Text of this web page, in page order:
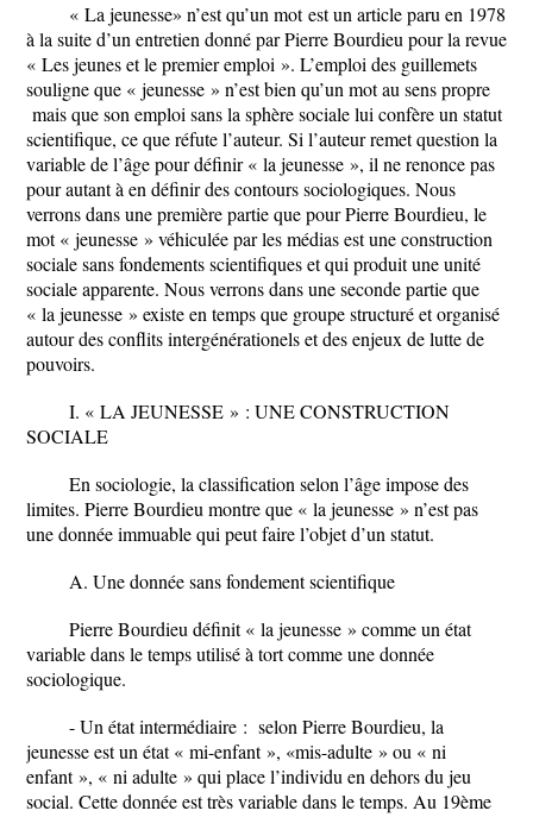
« La jeunesse» n’est qu’un motest un article paru en 1978
à la suite d’un entretien donné par Pierre Bourdieu pour la revue
« Les jeunes et le premier emploi ». L’emploi des guillemets
souligne que « jeunesse » n’est bien qu’un mot au sens propre
mais que son emploi sans la sphère sociale lui confère un statut
scientifique, ce que réfute l’auteur. Si l’auteur remet question la
variable de l’âge pour définir « la jeunesse », il ne renonce pas
pour autant à en définir des contours sociologiques. Nous
verrons dans une première partie que pour Pierre Bourdieu, le
mot « jeunesse » véhiculée par les médias est une construction
sociale sans fondements scientifiques et qui produit une unité
sociale apparente. Nous verrons dans une seconde partie que
« la jeunesse » existe en temps que groupe structuré et organisé
autour des conflits intergénérationels et des enjeux de lutte de
pouvoirs.
I. « LA JEUNESSE » : UNE CONSTRUCTION
SOCIALE
En sociologie, la classification selon l’âge impose des
limites. Pierre Bourdieu montre que « la jeunesse » n’est pas
une donnée immuable qui peut faire l’objet d’un statut.
A. Une donnée sans fondement scientifique
Pierre Bourdieu définit « la jeunesse » comme un état
variable dans le temps utilisé à tort comme une donnée
sociologique.
- Un état intermédiaire : selon Pierre Bourdieu, la
jeunesse est un état « mi-enfant », «mis-adulte » ou « ni
enfant », « ni adulte » qui place l’individu en dehors du jeu
social. Cette donnée est très variable dans le temps. Au 19ème